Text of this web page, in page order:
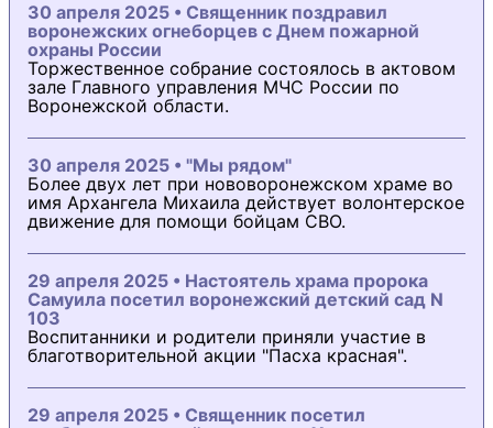
30 апреля 2025 • Священник поздравил
воронежских огнеборцев с Днем пожарной
охраны России
Торжественное собрание состоялось в актовом
зале Главного управления МЧС России по
Воронежской области.
30 апреля 2025 • "Мы рядом"
Более двух лет при нововоронежском храме во
имя Архангела Михаила действует волонтерское
движение для помощи бойцам СВО.
29 апреля 2025 • Настоятель храма пророка
Самуила посетил воронежский детский сад N
103
Воспитанники и родители приняли участие в
благотворительной акции "Пасха красная".
29 апреля 2025 • Священник посетил